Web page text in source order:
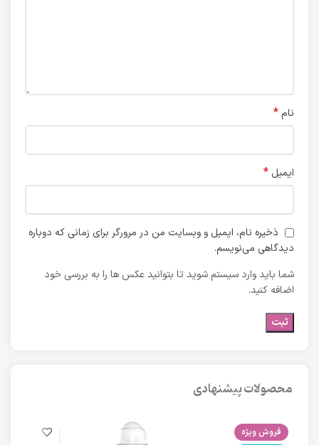
نام *
ایمیل *
ذخیره نام، ایمیل و وبسایت من در مرورگر برای زمانی که دوباره
دیدگاهی می‌نویسم.
شما باید وارد سیستم شوید تا بتوانید عکس ها را به بررسی خود
اضافه کنید.
محصولات پیشنهادی
فروش ویژه